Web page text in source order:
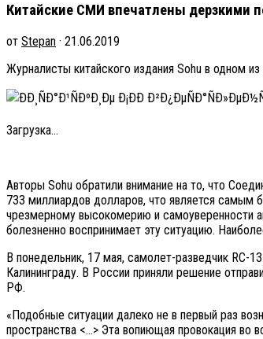
Китайские СМИ впечатлены дерзкими
от Stepan · 21.06.2019
Журналисты китайского издания Sohu в одном
Загрузка...
Авторы Sohu обратили внимание на то, что
733 миллиардов долларов, что является самым
чрезмерному высокомерию и самоуверенности
болезненно воспринимает эту ситуацию.
В понедельник, 17 мая, самолет-разведчик RC-
Калининграду. В России приняли решение
РФ.
«Подобные ситуации далеко не в первый раз
пространства <…> Эта вопиющая провокация во